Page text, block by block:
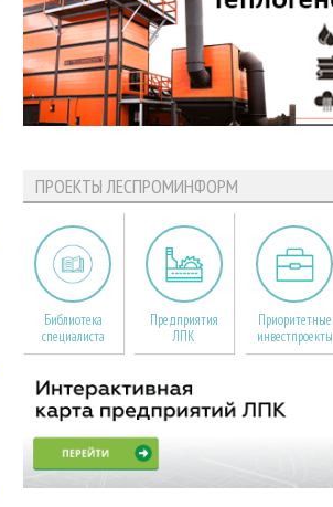
ПРОЕКТЫ ЛЕСПРОМИНФОРМ
Библиотека
специалиста
Предприятия
ЛПК
Приоритетные
инвестпроекты